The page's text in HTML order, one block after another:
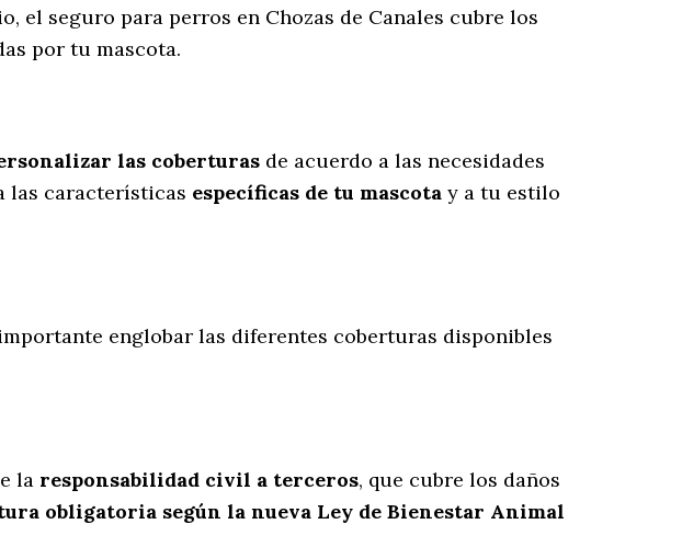
el seguro para perros en Chozas de Canales cubre los
por tu mascota.
las coberturas de acuerdo a las necesidades
las características específicas de tu mascota y a tu estilo
englobar las diferentes coberturas disponibles
la responsabilidad civil a terceros, que cubre los daños
obligatoria según la nueva Ley de Bienestar Animal